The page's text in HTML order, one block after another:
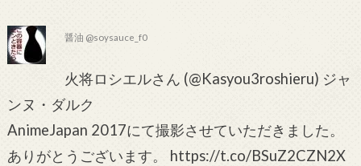
醤油 @soysauce_f0
火将ロシエルさん (@Kasyou3roshieru) ジャ
ンヌ・ダルク
AnimeJapan 2017にて撮影させていただきました。
ありがとうございます。 https://t.co/BSuZ2CZN2X